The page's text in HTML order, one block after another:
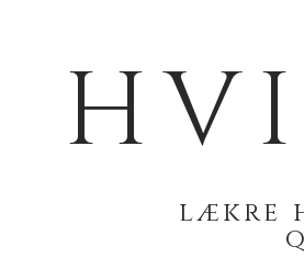
lækre